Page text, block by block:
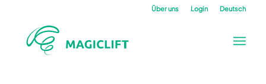
Über uns Login Deutsch